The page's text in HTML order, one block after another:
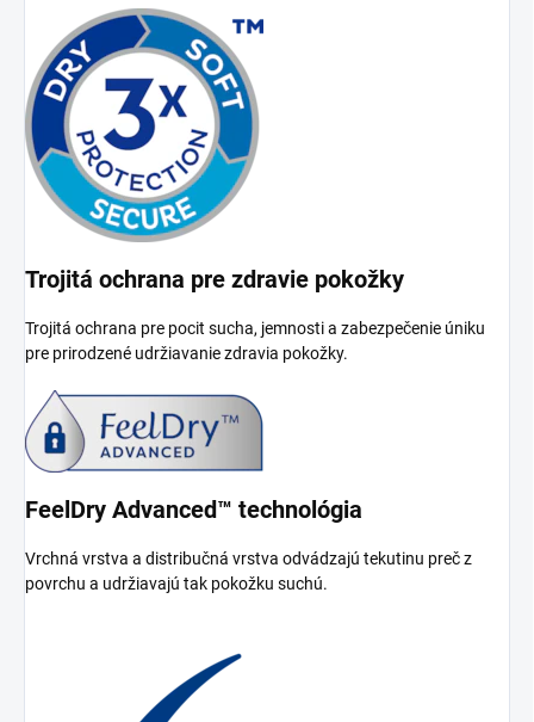
Trojitá ochrana pre zdravie pokožky
Trojitá ochrana pre pocit sucha, jemnosti a zabezpečenie úniku
pre prirodzené udržiavanie zdravia pokožky.
FeelDry Advanced™ technológia
Vrchná vrstva a distribučná vrstva odvádzajú tekutinu preč z
povrchu a udržiavajú tak pokožku suchú.